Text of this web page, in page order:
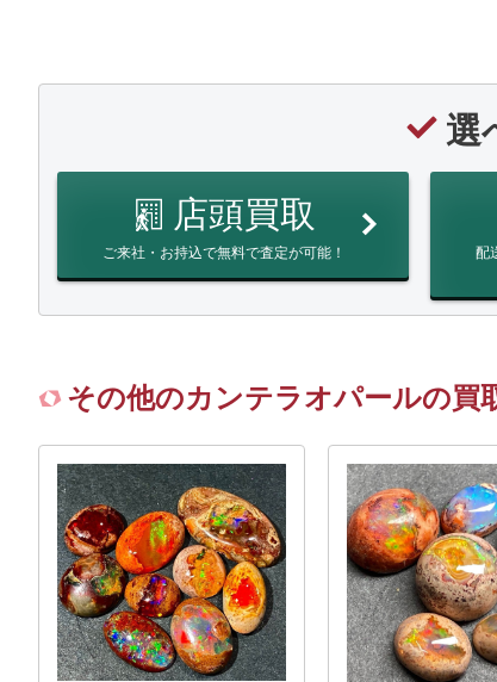
選
店頭買取
ご来社・お持込で無料で査定が可能！
配
その他のカンテラオパールの買